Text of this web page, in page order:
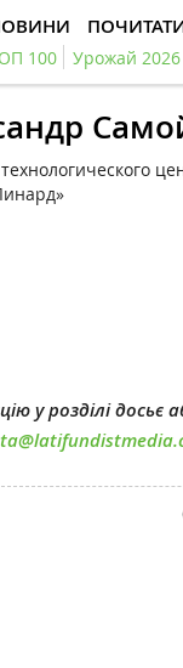
100 Урожай 2026
у розділі досьє